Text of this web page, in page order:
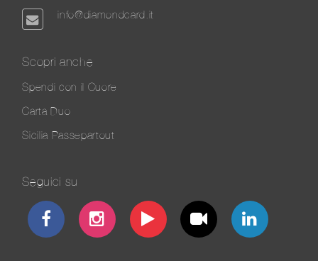
info@diamondcard.it
Scopri anche
Spendi con il Cuore
Carta Duo
Sicilia Passepartout
Seguici su